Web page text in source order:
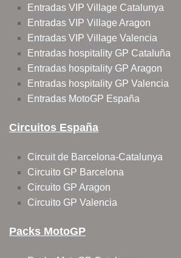
Entradas VIP Village Catalunya
Entradas VIP Village Aragon
Entradas VIP Village Valencia
Entradas hospitality GP Cataluña
Entradas hospitality GP Aragon
Entradas hospitality GP Valencia
Entradas MotoGP España
Circuitos España
Circuit de Barcelona-Catalunya
Circuito GP Barcelona
Circuito GP Aragon
Circuito GP Valencia
Packs MotoGP